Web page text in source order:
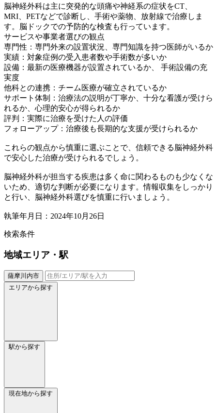
脳神経外科は主に突発的な頭痛や神経系の症状をCT、
MRI、PETなどで診断し、手術や薬物、放射線で治療しま
す。脳ドックでの予防的な検査も行っています。
サービスや事業者選びの観点
専門性：専門外来の設置状況、専門知識を持つ医師がいるか
実績：対象症例の受入患者数や手術数が多いか
設備：最新の医療機器が設置されているか、 手術設備の充
実度
他科との連携：チーム医療が確立されているか
サポート体制：治療法の説明が丁寧か、十分な看護が受けら
れるか、心理的安心が得られるか
評判：実際に治療を受けた人の評価
フォローアップ：治療後も長期的な支援が受けられるか
これらの観点から慎重に選ぶことで、信頼できる脳神経外科
で安心した治療が受けられるでしょう。
脳神経外科が担当する疾患は多く命に関わるものも少なくな
いため、適切な判断が必要になります。情報収集をしっかり
と行い、脳神経外科選びを慎重に行いましょう。
執筆年月日：2024年10月26日
検索条件
地域エリア・駅
薩摩川内市
エリアから探す
駅から探す
現在地から探す